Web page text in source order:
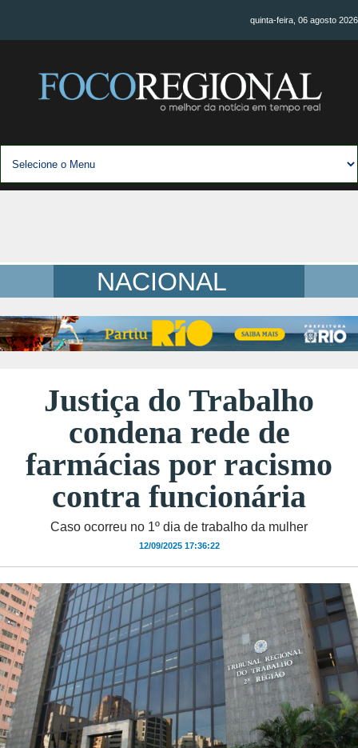
quinta-feira, 06 agosto 2026
NACIONAL
Justiça do Trabalho
condena rede de
farmácias por racismo
contra funcionária
Caso ocorreu no 1º dia de trabalho da mulher
12/09/2025 17:36:22